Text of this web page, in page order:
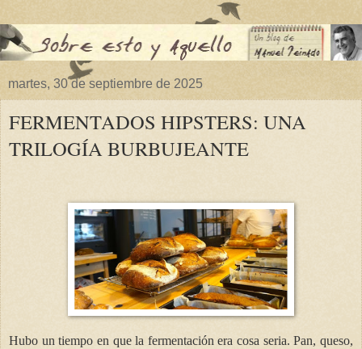
martes, 30 de septiembre de 2025
FERMENTADOS HIPSTERS: UNA
TRILOGÍA BURBUJEANTE
Hubo un tiempo en que la fermentación era cosa seria. Pan, queso,